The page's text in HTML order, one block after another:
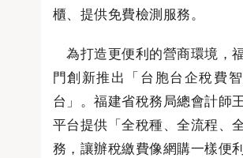
櫃、提供免費檢測服務。
為打造更便利的營商環境，
門創新推出「台胞台企稅費
台」。福建省稅務局總會計師
平台提供「全稅種、全流程、
務，讓辦稅繳費像網購一樣便利